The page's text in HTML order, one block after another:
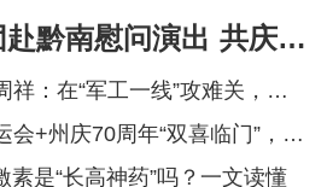
中央民族歌舞团赴黔南慰问演出 共庆黔南州成立70周年
军工一线”攻难关，在方寸之间守初心
“打开贵州”！周深新曲《每个人》上线丨前7个月我国货物贸易进出口超30万亿元丨伊朗拟禁止敌对方通行霍尔木兹海峡
是“长高神药”吗？一文读懂